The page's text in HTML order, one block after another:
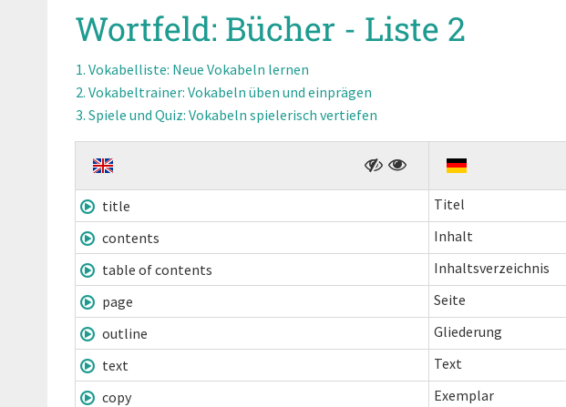
Wortfeld: Bücher - Liste 2
Vokabelliste: Neue Vokabeln lernen
Vokabeltrainer: Vokabeln üben und einprägen
Spiele und Quiz: Vokabeln spielerisch vertiefen
title
Titel
contents
Inhalt
table of contents
Inhaltsverzeichnis
page
Seite
outline
Gliederung
text
Text
copy
Exemplar